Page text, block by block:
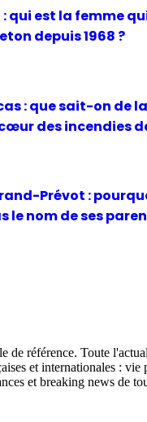
qui est la femme
depuis 1968 ?
: que sait-on de
des incendies
Prévot :
le nom de ses
de référence. Toute
et internationales : vie
et breaking news de